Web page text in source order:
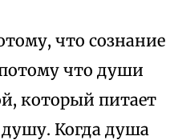
что сознание
что души
который питает
Когда душа